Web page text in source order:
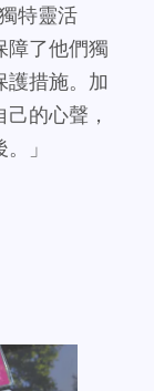
特靈活
障了他們獨
護措施。加
的心聲，
」